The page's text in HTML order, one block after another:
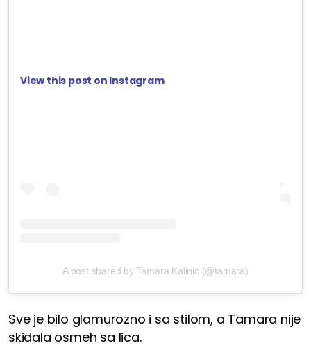
View this post on Instagram
A post shared by Tamara Kalinic (@tamara)
Sve je bilo glamurozno i sa stilom, a Tamara nije
skidala osmeh sa lica.